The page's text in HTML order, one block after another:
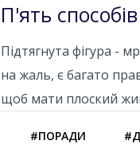
П'ять
Підтягнута фігура -
на жаль, є багато
щоб мати плоский
#ПОРАДИ